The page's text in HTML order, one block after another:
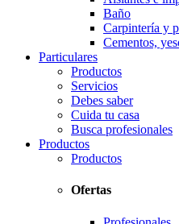
Baño
Carpintería y
Cementos,
Particulares
Productos
Servicios
Debes saber
Cuida tu casa
Busca profesionales
Productos
Productos
Ofertas